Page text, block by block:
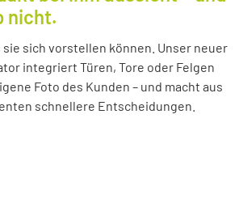
nicht.
sie sich vorstellen können. Unser neuer
integriert Türen, Tore oder Felgen
Foto des Kunden – und macht aus
schnellere Entscheidungen.